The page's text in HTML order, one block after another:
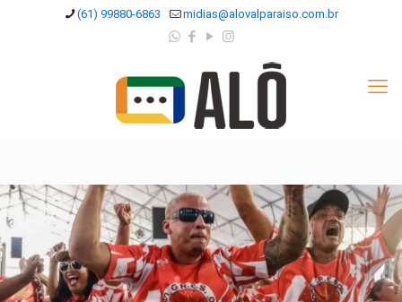
(61) 99880-6863 midias@alovalparaiso.com.br